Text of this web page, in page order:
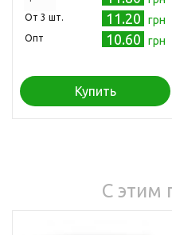
Oт 3 шт. 11.20 грн
Опт 10.60 грн
Купить
С этим